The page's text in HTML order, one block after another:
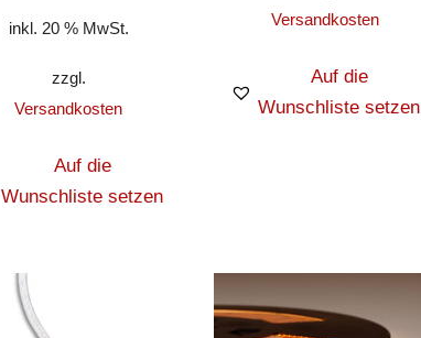
inkl. 20 % MwSt.
zzgl.
Versandkosten
Auf die
Wunschliste setzen
Versandkosten
Auf die
Wunschliste setzen